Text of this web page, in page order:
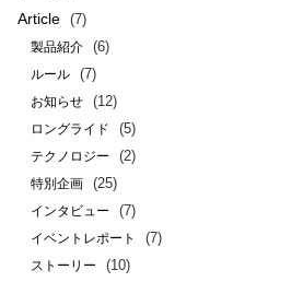
Article
(7)
製品紹介 (6)
ルール (7)
お知らせ (12)
ロングライド (5)
テクノロジー (2)
特別企画 (25)
インタビュー (7)
イベントレポート (7)
ストーリー (10)